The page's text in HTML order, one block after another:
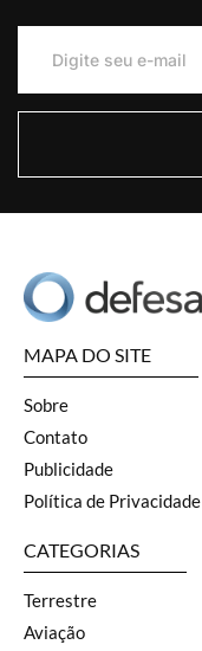
MAPA DO SITE
Sobre
Contato
Publicidade
Política de Privacidade
CATEGORIAS
Terrestre
Aviação